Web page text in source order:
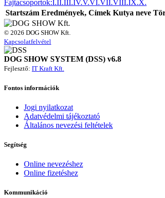
Fajtacsoportok:I.II.III.IV.V.VI.VII.VIII.IX.X.
Startszám Eredmények, Címek Kutya neve
© 2026 DOG SHOW Kft.
Kapcsolatfelvétel
DOG SHOW SYSTEM (DSS) v6.8
Fejlesztő: IT Kraft Kft.
Fontos információk
Jogi nyilatkozat
Adatvédelmi tájékoztató
Általános nevezési feltételek
Segítség
Online nevezéshez
Online fizetéshez
Kommunikáció